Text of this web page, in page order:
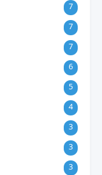
7
7
7
6
5
4
3
3
3